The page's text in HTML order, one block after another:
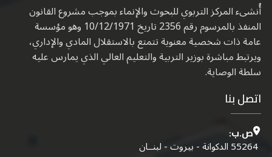
أُنشىء المركز التربوي للبحوث والإنماء بموجب مشروع القانون
المنفذ بالمرسوم رقم 2356 تاريخ 10/12/1971 وهو مؤسسة
عامة ذات شخصية معنوية تتمتع بالاستقلال المادي والإداري،
ويرتبط مباشرة بوزير التربية والتعليم العالي الذي يمارس عليه
سلطة الوصاية.
اتصل بنا
ص.ب:
55264 الدكوانة - بيروت - لبنــان